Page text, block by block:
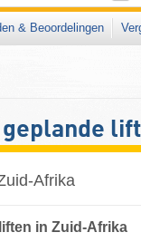
& Beoordelingen
Afrika
in Zuid-Afrika